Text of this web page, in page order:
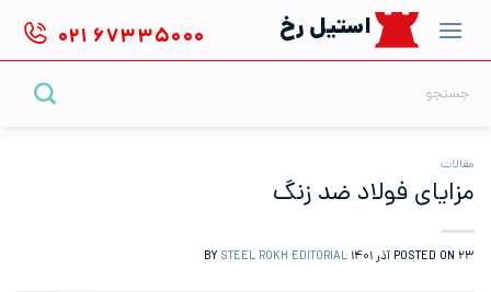
content
استیل رخ ۰۲۱ ۶۷۳۳۵۰۰۰
مقالات
مزایای فولاد ضد زنگ
POSTED ON ۲۳ آذر ۱۴۰۱ STEEL ROKH EDITORIAL